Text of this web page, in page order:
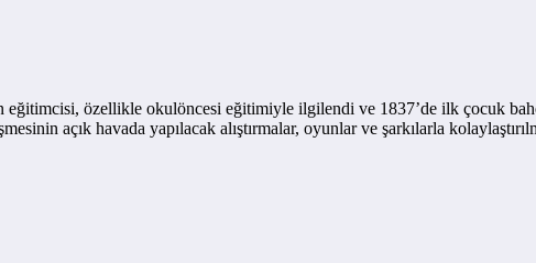
özellikle okulöncesi eğitimiyle ilgilendi ve 1837’de ilk çocuk
açık havada yapılacak alıştırmalar, oyunlar ve şarkılarla